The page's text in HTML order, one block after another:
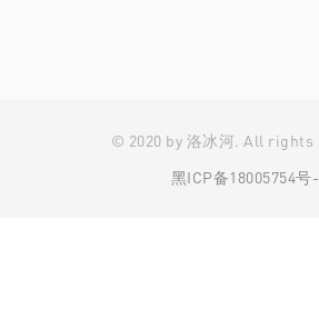
© 2020 by 洛冰河. All rights
黑ICP备18005754号-